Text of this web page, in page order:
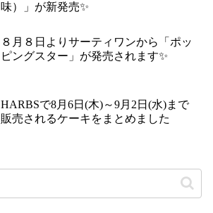
味）」が新発売✨
８月８日よりサーティワンから「ポッ
ピングスター」が発売されます✨
HARBSで8月6日(木)～9月2日(水)まで
販売されるケーキをまとめました